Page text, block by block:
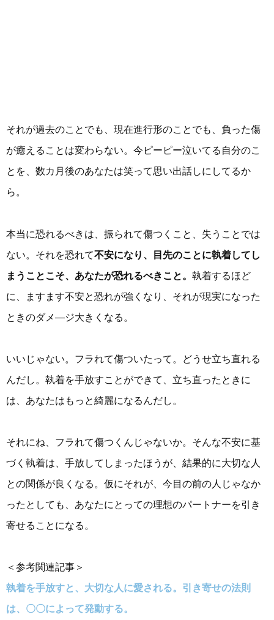
それが過去のことでも、現在進行形のことでも、負った傷
が癒えることは変わらない。今ピーピー泣いてる自分のこ
とを、数カ月後のあなたは笑って思い出話しにしてるか
ら。
本当に恐れるべきは、振られて傷つくこと、失うことでは
ない。それを恐れて不安になり、目先のことに執着してし
まうことこそ、あなたが恐れるべきこと。 執着するほど
に、ますます不安と恐れが強くなり、それが現実になった
ときのダメ―ジ大きくなる。
いいじゃない。フラれて傷ついたって。どうせ立ち直れる
んだし。執着を手放すことができて、立ち直ったときに
は、あなたはもっと綺麗になるんだし。
それにね、フラれて傷つくんじゃないか。そんな不安に基
づく執着は、手放してしまったほうが、結果的に大切な人
との関係が良くなる。仮にそれが、今目の前の人じゃなか
ったとしても、あなたにとっての理想のパートナーを引き
寄せることになる。
＜参考関連記事＞
執着を手放すと、大切な人に愛される。引き寄せの法則
は、〇〇によって発動する。